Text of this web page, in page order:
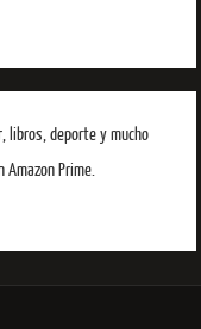
libros, deporte y mucho
Amazon Prime.